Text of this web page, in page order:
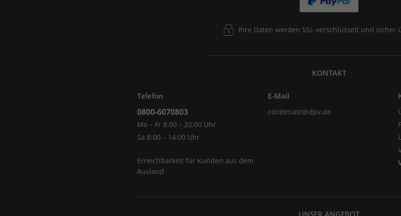
Ihre Daten werden SSL-verschlüsselt und sicher
KONTAKT
Telefon
0800-6070803
Mo – Fr 8:00 – 20:00 Uhr
Sa 8:00 – 14:00 Uhr
Erreichbarkeit für Kunden aus dem
Ausland
E-Mail
condenast@dpv.de